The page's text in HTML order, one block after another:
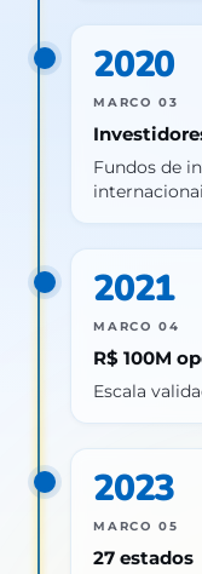
2020
MARCO 03
Fundos de
2021
MARCO 04
R$ 100M
Escala
2023
MARCO 05
27 estados